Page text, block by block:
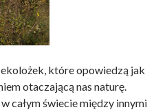
które opowiedzą jak
otaczającą nas naturę.
całym świecie między innymi